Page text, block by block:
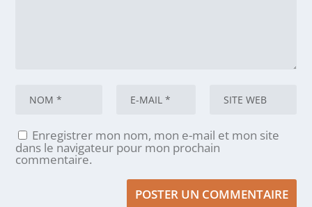
Enregistrer mon nom, mon e-mail et mon site
dans le navigateur pour mon prochain
commentaire.